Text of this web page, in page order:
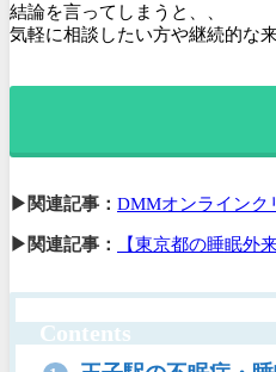
結論を言ってしまうと、、
気軽に相談したい方や継続的な
▶関連記事： DMMオンラインク
▶関連記事： 【東京都の睡眠外
Contents